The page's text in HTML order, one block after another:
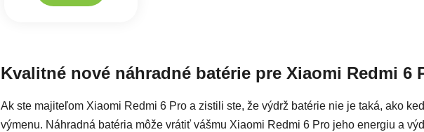
Kvalitné nové náhradné batérie pre Xiaomi Redmi 6
Ak ste majiteľom Xiaomi Redmi 6 Pro a zistili ste, že výdrž batérie nie je taká, ako
výmenu. Náhradná batéria môže vrátiť vášmu Xiaomi Redmi 6 Pro jeho energiu a